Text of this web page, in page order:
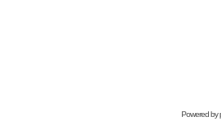
Powered by